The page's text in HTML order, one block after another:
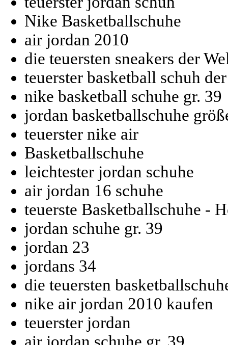
Nike Basketballschuhe
air jordan 2010
die teuersten sneakers der
teuerster basketball schuh
nike basketball schuhe gr. 39
jordan basketballschuhe
teuerster nike air
Basketballschuhe
leichtester jordan schuhe
air jordan 16 schuhe
teuerste Basketballschuhe -
jordan schuhe gr. 39
jordan 23
jordans 34
die teuersten
nike air jordan 2010 kaufen
teuerster jordan